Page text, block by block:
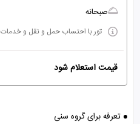
صبحانه
تور با احتساب حمل و نقل و خدمات
قیمت استعلام شود
تعرفه برای گروه سنی